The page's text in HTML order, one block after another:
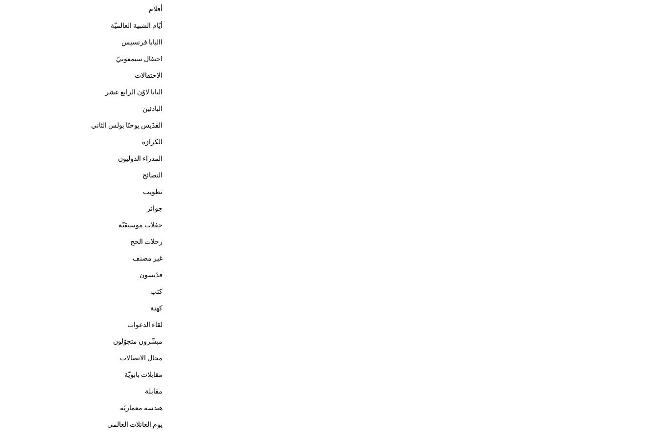
أفلام
أيّام الشبية العالميّة
االبابا فرنسيس
احتفال سيمفونيّ
الاحتفالات
البابا لاوُن الرابع عشر
البادئين
القدّيس يوحنّا بولس الثاني
الكرازة
المدراء الدوليون
النصائح
تطويب
جوائز
حفلات موسيقيّة
رحلات الحج
غير مصنف
قدّيسون
كتب
كهنة
لقاء الدعوات
مبشّرون متجوّلون
مجال الاتصالات
مقابلات بابويّة
مقابلة
هندسة معماريّة
يوم العائلات العالمي